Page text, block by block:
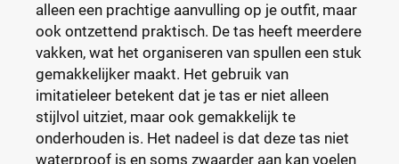
alleen een prachtige aanvulling op je outfit, maar
ook ontzettend praktisch. De tas heeft meerdere
vakken, wat het organiseren van spullen een stuk
gemakkelijker maakt. Het gebruik van
imitatieleer betekent dat je tas er niet alleen
stijlvol uitziet, maar ook gemakkelijk te
onderhouden is. Het nadeel is dat deze tas niet
waterproof is en soms zwaarder aan kan voelen